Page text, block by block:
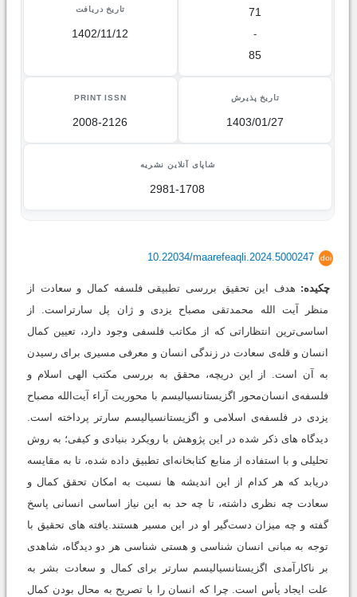
71
-
85
تاریخ دریافت
1402/11/12
تاریخ پذیرش
1403/01/27
PRINT ISSN
2008-2126
شاپای آنلاین نشریه
2981-1708
doi
10.22034/maarefeaqli.2024.5000247
چکیده: هدف این تحقیق بررسی تطبیقی فلسفه کمال و سعادت از
منظر آیت الله محمدتقی مصباح یزدی و ژان پل سارتراست. از
اساسی‌ترین انتظاراتی که از مکاتب فلسفی وجود دارد، تعیین کمال
انسان و قله‌ی سعادت در زندگی انسان و معرفی مسیری برای رسیدن
به آن است. از این دریچه، محقق به بررسی مکتب الهی اسلام و
فلسفه‌ی انسان‌محور اگزیستانسیالیسم با محوریت آراء آیت‌الله مصباح
یزدی در فلسفه‌ی اسلامی و اگزیستانسیالیسم سارتر پرداخته است.
دیدگاه های ذکر شده در این پژوهش با رویکرد بنیادی و کیفی؛ به روش
تحلیلی و با استفاده از منابع کتابخانه‌ای تطبیق داده‌ شده، تا به مقایسه
دریابد که هر کدام از این اندیشه ها نسبت به امکان تحقق کمال و
سعادت چه نظری داشته، تا چه حد به این نیاز اساسی انسانی پاسخ
گفته و چه میزان دست‌گیر او در این مسیر هستند.یافته های تحقیق با
توجه به مبانی انسان شناسی و هستی شناسی هر دو دیدگاه، شاهدی
بر ناکارآمدی اگزیستانسیالیسم سارتر برای کمال و سعادت بشر به
علت ایجاد یأس است. چرا که انسان را با تصریح به محال بودن کمال